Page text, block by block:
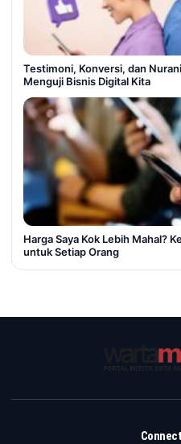
Testimoni, Konversi, dan
Menguji Bisnis Digital Kita
Harga Saya Kok Lebih Mahal?
untuk Setiap Orang